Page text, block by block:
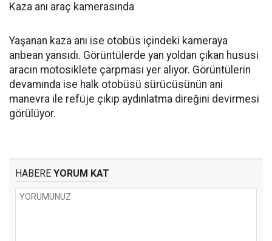
Kaza anı araç kamerasında
Yaşanan kaza anı ise otobüs içindeki kameraya
anbean yansıdı. Görüntülerde yan yoldan çıkan hususi
aracın motosiklete çarpması yer alıyor. Görüntülerin
devamında ise halk otobüsü sürücüsünün ani
manevra ile refüje çıkıp aydınlatma direğini devirmesi
görülüyor.
HABERE YORUM KAT